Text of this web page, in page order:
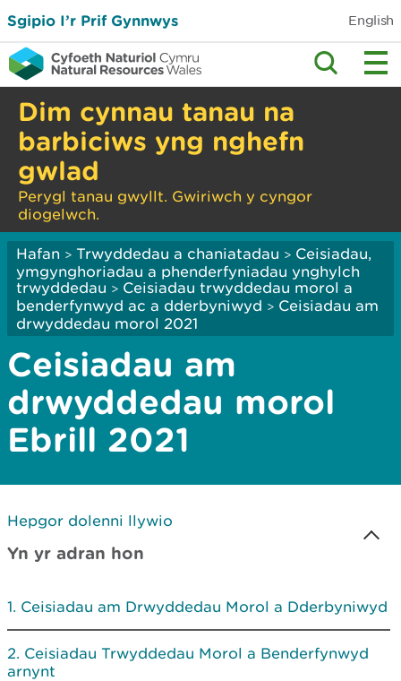
Sgipio I’r Prif Gynnwys English
Dim cynnau tanau na
barbiciws yng nghefn
gwlad
Perygl tanau gwyllt. Gwiriwch y cyngor
diogelwch.
Hafan > Trwyddedau a chaniatadau > Ceisiadau,
ymgynghoriadau a phenderfyniadau ynghylch
trwyddedau > Ceisiadau trwyddedau morol a
benderfynwyd ac a dderbyniwyd > Ceisiadau am
drwyddedau morol 2021
Ceisiadau am
drwyddedau morol
Ebrill 2021
Hepgor dolenni llywio
Yn yr adran hon
Ceisiadau am Drwyddedau Morol a Dderbyniwyd
Ceisiadau Trwyddedau Morol a Benderfynwyd
arnynt